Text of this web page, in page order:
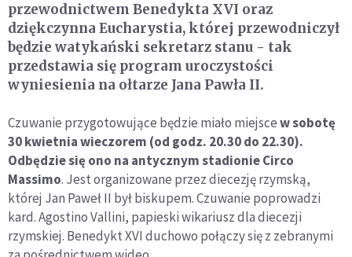
przewodnictwem Benedykta XVI oraz
dziękczynna Eucharystia, której przewodniczył
będzie watykański sekretarz stanu - tak
przedstawia się program uroczystości
wyniesienia na ołtarze Jana Pawła II.
Czuwanie przygotowujące będzie miało miejscew sobotę
30 kwietnia wieczorem (od godz. 20.30 do 22.30).
Odbędzie się ono na antycznym stadionie Circo
Massimo. Jest organizowane przez diecezję rzymską,
której Jan Paweł II był biskupem. Czuwanie poprowadzi
kard. Agostino Vallini, papieski wikariusz dla diecezji
rzymskiej. Benedykt XVI duchowo połączy się z zebranymi